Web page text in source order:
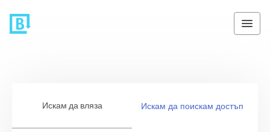
Искам да вляза Искам да поискам достъп